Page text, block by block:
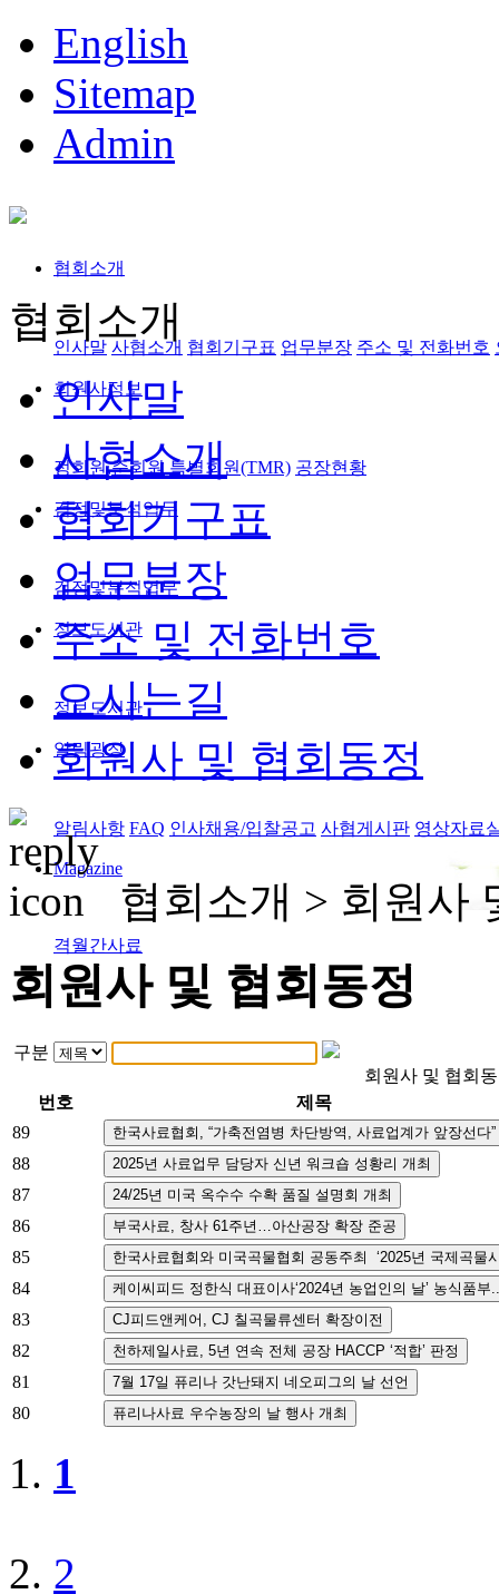
English
Sitemap
Admin
협회소개
인사말 사협소개 협회기구표 업무분장 주소 및 전화번호
회원사정보
정회원,준회원 특별회원(TMR) 공장현황
검정및분석업무
검정및분석업무
정보도서관
정보도서관
알림광장
알림사항 FAQ 인사채용/입찰공고 사협게시판 영상자료
Magazine
격월간사료
협회소개
인사말
사협소개
협회기구표
업무분장
주소 및 전화번호
오시는길
회원사 및 협회동정
협회소개 > 회원사
회원사 및 협회동정
구분
회원사 및 협회
번호
제목
89
88
87
86
85
84
83
82
81
80
1
2